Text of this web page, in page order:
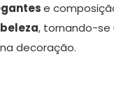
e
beleza, tornando-
na decoração.